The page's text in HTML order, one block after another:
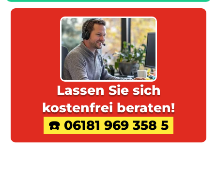
Lassen Sie sich
kostenfrei beraten!
☎️ 06181 969 358 5